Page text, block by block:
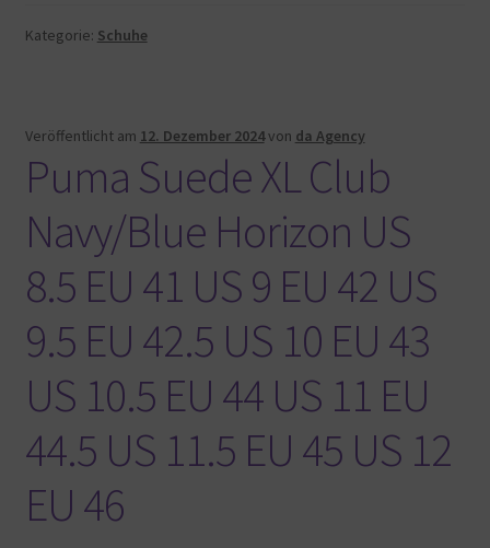
Kategorie: Schuhe
Veröffentlicht am 12. Dezember 2024von da Agency
Puma Suede XL Club
Navy/Blue Horizon US
8.5 EU 41 US 9 EU 42 US
9.5 EU 42.5 US 10 EU 43
US 10.5 EU 44 US 11 EU
44.5 US 11.5 EU 45 US 12
EU 46